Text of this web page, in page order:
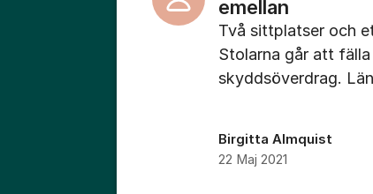
emellan
Två sittplatser och
Stolarna går att
skyddsöverdrag.
Birgitta Almquist
22 Maj 2021